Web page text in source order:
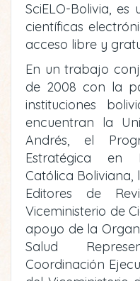
SciELO-Bolivia,
científicas
acceso libre y
En un trabajo
de 2008 con la
instituciones
encuentran la
Andrés, el
Estratégica en
Católica Boliviana,
Editores de
Viceministerio de
apoyo de la
Salud
Coordinación